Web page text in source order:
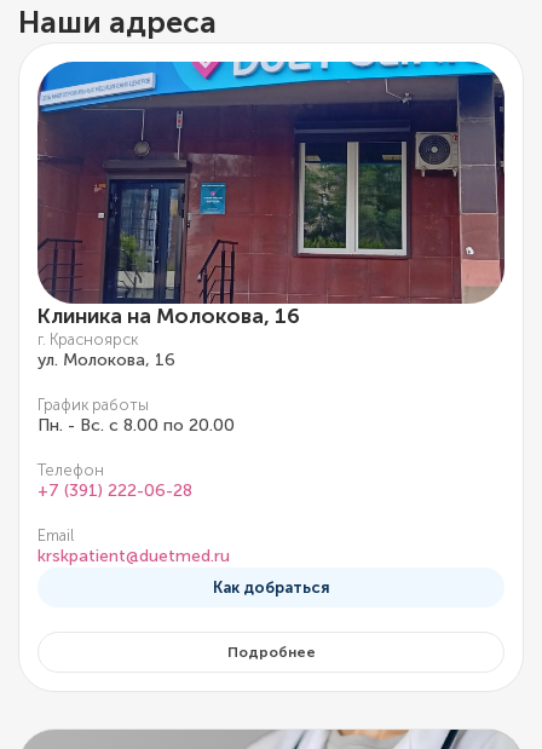
Наши адреса
Клиника на Молокова, 16
г. Красноярск
ул. Молокова, 16
График работы
Пн. - Вс. с 8.00 по 20.00
Телефон
+7 (391) 222-06-28
Email
krskpatient@duetmed.ru
Как добраться
Подробнее